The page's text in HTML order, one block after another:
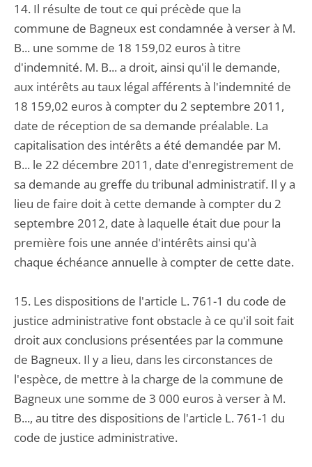
14. Il résulte de tout ce qui précède que la
commune de Bagneux est condamnée à verser à M.
B... une somme de 18 159,02 euros à titre
d'indemnité. M. B... a droit, ainsi qu'il le demande,
aux intérêts au taux légal afférents à l'indemnité de
18 159,02 euros à compter du 2 septembre 2011,
date de réception de sa demande préalable. La
capitalisation des intérêts a été demandée par M.
B... le 22 décembre 2011, date d'enregistrement de
sa demande au greffe du tribunal administratif. Il y a
lieu de faire doit à cette demande à compter du 2
septembre 2012, date à laquelle était due pour la
première fois une année d'intérêts ainsi qu'à
chaque échéance annuelle à compter de cette date.
15. Les dispositions de l'article L. 761-1 du code de
justice administrative font obstacle à ce qu'il soit fait
droit aux conclusions présentées par la commune
de Bagneux. Il y a lieu, dans les circonstances de
l'espèce, de mettre à la charge de la commune de
Bagneux une somme de 3 000 euros à verser à M.
B..., au titre des dispositions de l'article L. 761-1 du
code de justice administrative.